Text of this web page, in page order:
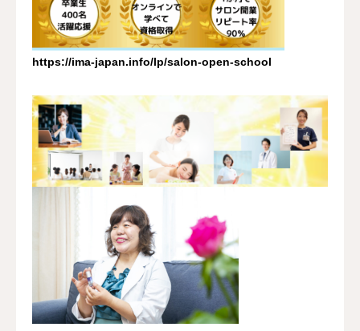
https://ima-japan.info/lp/salon-open-school